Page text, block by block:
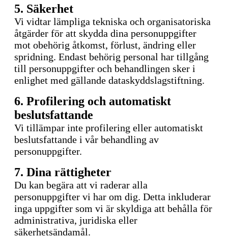
5. Säkerhet
Vi vidtar lämpliga tekniska och organisatoriska
åtgärder för att skydda dina personuppgifter
mot obehörig åtkomst, förlust, ändring eller
spridning. Endast behörig personal har tillgång
till personuppgifter och behandlingen sker i
enlighet med gällande dataskyddslagstiftning.
6. Profilering och automatiskt
beslutsfattande
Vi tillämpar inte profilering eller automatiskt
beslutsfattande i vår behandling av
personuppgifter.
7. Dina rättigheter
Du kan begära att vi raderar alla
personuppgifter vi har om dig. Detta inkluderar
inga uppgifter som vi är skyldiga att behålla för
administrativa, juridiska eller
säkerhetsändamål.